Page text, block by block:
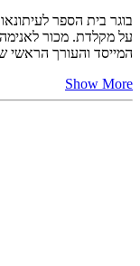
בוגר בית הספר
על מקלדת. מכור
המייסד והעורך הראשי
Show More